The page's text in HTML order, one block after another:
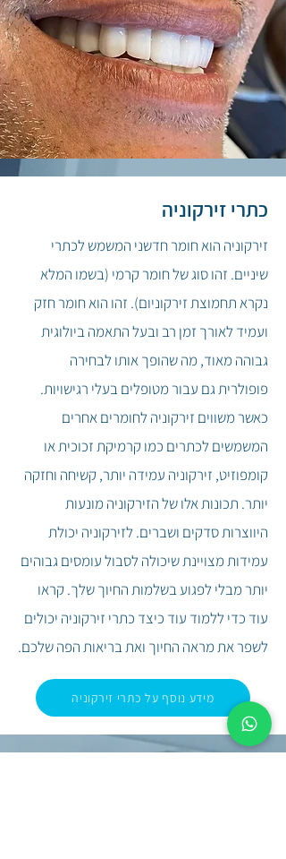
כתרי זירקוניה
זירקוניה הוא חומר חדשני המשמש לכתרי
שיניים. זהו סוג של חומר קרמי (בשמו המלא
נקרא תחמוצת זירקוניום). זהו הוא חומר חזק
ועמיד לאורך זמן רב ובעל התאמה ביולוגית
גבוהה מאוד, מה שהופך אותו לבחירה
פופולרית גם עבור מטופלים בעלי רגישויות.
כאשר משווים זירקוניה לחומרים אחרים
המשמשים לכתרים כמו קרמיקת זכוכית או
קומפוזיט, זירקוניה עמידה יותר, קשיחה וחזקה
יותר. תכונות אלו של הזירקוניה מונעות
היווצרות סדקים ושברים. לזירקוניה יכולת
עמידות מצויינת שיכולה לסבול עומסים גבוהים
יותר מבלי לפגוע בשלמות החיוך שלך.קראו
עוד כדי ללמוד עוד כיצד כתרי זירקוניה יכולים
לשפר את מראה החיוך ואת בריאות הפה שלכם.
מידע נוסף על כתרי זירקוניה